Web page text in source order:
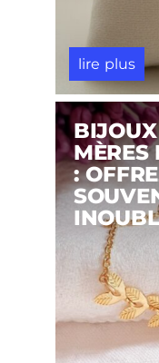
lire plus
MÈRES
: